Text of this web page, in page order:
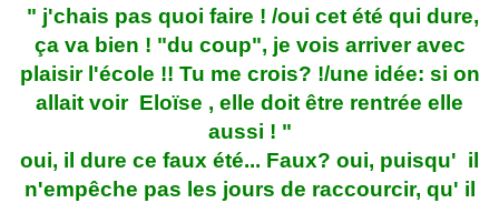
" j'chais pas quoi faire ! /oui cet été qui dure,
ça va bien ! "du coup", je vois arriver avec
plaisir l'école !! Tu me crois? !/une idée: si on
allait voir Eloïse , elle doit être rentrée elle
aussi ! "
oui, il dure ce faux été... Faux? oui, puisqu' il
n'empêche pas les jours de raccourcir, qu' il